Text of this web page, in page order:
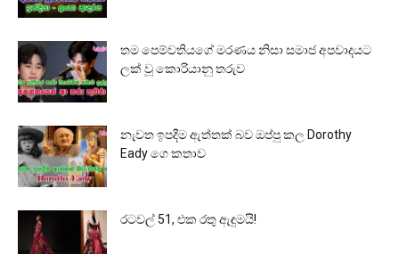
තම පෙම්වතියගේ මරණය නිසා සමාජ අපවාදයට
ලක් වූ කොරියානු තරුව
නැවත ඉපදීම ඇත්තක් බව ඔප්පු කල Dorothy
Eady ගෙ කතාව
රටවල් 51, එක රතු ඇඳුමයි!